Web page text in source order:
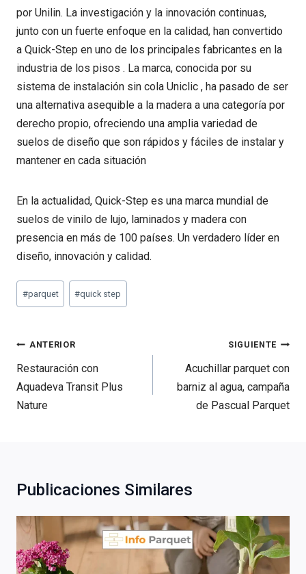
por Unilin. La investigación y la innovación continuas,
junto con un fuerte enfoque en la calidad, han convertido
a Quick-Step en uno de los principales fabricantes en la
industria de los pisos . La marca, conocida por su
sistema de instalación sin cola Uniclic , ha pasado de ser
una alternativa asequible a la madera a una categoría por
derecho propio, ofreciendo una amplia variedad de
suelos de diseño que son rápidos y fáciles de instalar y
mantener en cada situación
En la actualidad, Quick-Step es una marca mundial de
suelos de vinilo de lujo, laminados y madera con
presencia en más de 100 países. Un verdadero líder en
diseño, innovación y calidad.
Etiquetas
de
entrada:
#parquet #quick step
Navegación
de
entradas
ANTERIOR
Restauración con
Aquadeva Transit Plus
Nature
SIGUIENTE
Acuchillar parquet con
barniz al agua, campaña
de Pascual Parquet
Publicaciones Similares